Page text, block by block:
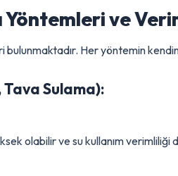
(evapotranspirasyon),
kök boğulmalarına ve
Yöntemleri ve
bulunmaktadır. Her